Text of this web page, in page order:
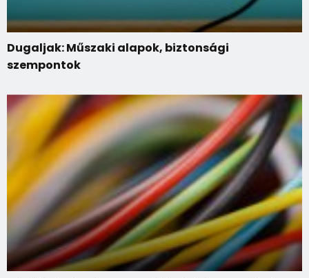
Dugaljak: Műszaki alapok, biztonsági
szempontok